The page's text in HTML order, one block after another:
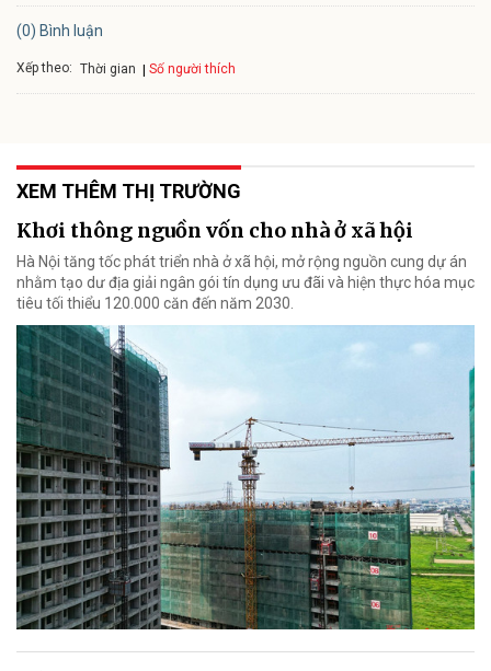
(0) Bình luận
Xếp theo: Thời gian Số người thích
XEM THÊM THỊ TRƯỜNG
Khơi thông nguồn vốn cho nhà ở xã hội
Hà Nội tăng tốc phát triển nhà ở xã hội, mở rộng nguồn cung dự án
nhằm tạo dư địa giải ngân gói tín dụng ưu đãi và hiện thực hóa mục
tiêu tối thiểu 120.000 căn đến năm 2030.